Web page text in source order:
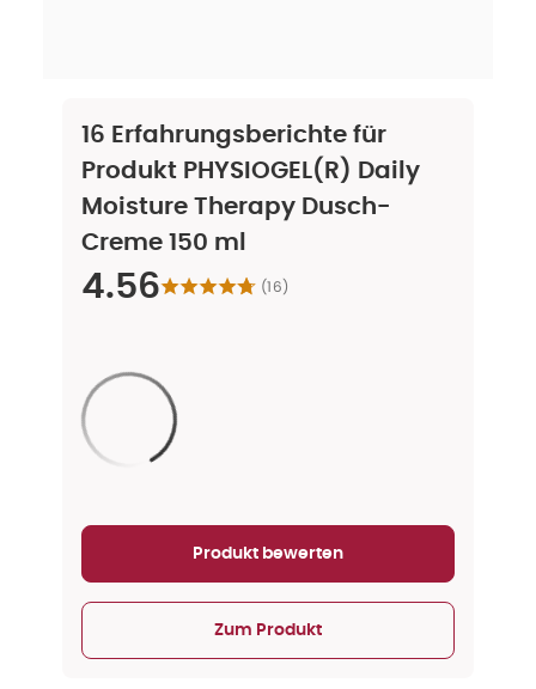
16 Erfahrungsberichte für
Produkt PHYSIOGEL(R) Daily
Moisture Therapy Dusch-
Creme 150 ml
4.56 (16)
Aktualisieren...
Produkt bewerten
Zum Produkt